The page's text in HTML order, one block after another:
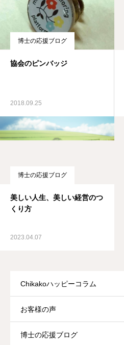
博士の応援ブログ
協会のピンバッジ
2018.09.25
博士の応援ブログ
美しい人生、美しい経営のつ
くり方
2023.04.07
Chikakoハッピーコラム
お客様の声
博士の応援ブログ